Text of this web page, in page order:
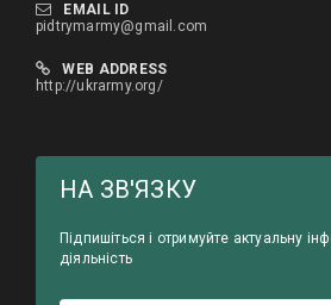
EMAIL ID
pidtrymarmy@gmail.com
WEB ADDRESS
http://ukrarmy.org/
HА ЗВ'ЯЗКУ
Підпишіться і отримуйте актуальну
діяльність